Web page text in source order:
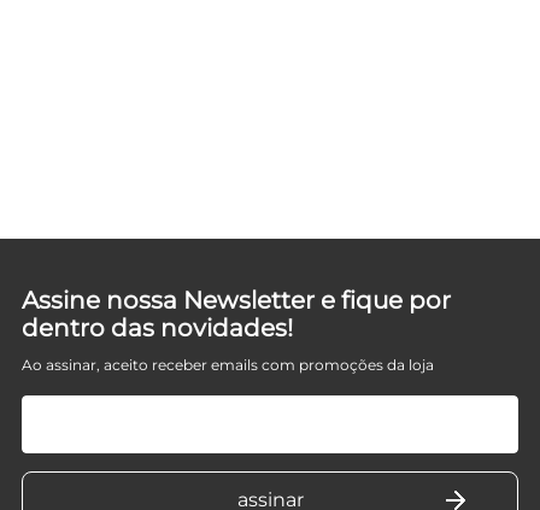
Assine nossa Newsletter e fique por
dentro das novidades!
Ao assinar, aceito receber emails com promoções da loja